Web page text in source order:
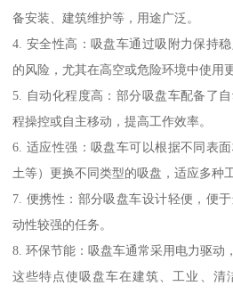
备安装、建筑维护等，用途广泛。
4. 安全性高：吸盘车通过吸附力保持
的风险，尤其在高空或危险环境中使用
5. 自动化程度高：部分吸盘车配备了
程操控或自主移动，提高工作效率。
6. 适应性强：吸盘车可以根据不同表
土等）更换不同类型的吸盘，适应多种
7. 便携性：部分吸盘车设计轻便，便
动性较强的任务。
8. 环保节能：吸盘车通常采用电力驱动
这些特点使吸盘车在建筑、工业、清